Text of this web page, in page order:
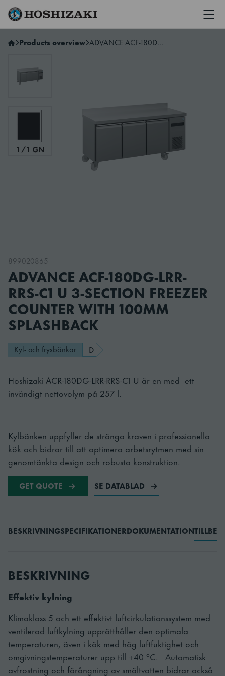
Hoshizaki Sweden
Products overview ADVANCE ACF-180DG-LRR-RRS-C1 U 3-Section Freezer Counter with 100mm splashback
899020865
ADVANCE ACF-180DG-LRR-
RRS-C1 U 3-SECTION FREEZER
COUNTER WITH 100MM
SPLASHBACK
Kyl- och frysbänkar D
Hoshizaki ACR-180DG-LRR-RRS-C1 U är en med ett
invändigt nettovolym på 257 l.
Kylbänken uppfyller de stränga kraven i professionella
kök och bidrar till att optimera arbetsrytmen med sin
genomtänkta design och robusta konstruktion.
GET QUOTE SE DATABLAD
BESKRIVNINGSPECIFIKATIONERDOKUMENTATION
BESKRIVNING
Effektiv kylning
Klimaklass 5 och ett effektivt luftcirkulationssystem med
ventilerad luftkylning upprätthåller den optimala
temperaturen, även i kök med hög luftfuktighet och
omgivningstemperaturer upp till +40 °C. Automatisk
avfrostning och förångning av smältvatten bidrar också